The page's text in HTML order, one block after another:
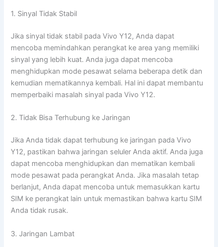
1. Sinyal Tidak Stabil
Jika sinyal tidak stabil pada Vivo Y12, Anda dapat
mencoba memindahkan perangkat ke area yang memiliki
sinyal yang lebih kuat. Anda juga dapat mencoba
menghidupkan mode pesawat selama beberapa detik dan
kemudian mematikannya kembali. Hal ini dapat membantu
memperbaiki masalah sinyal pada Vivo Y12.
2. Tidak Bisa Terhubung ke Jaringan
Jika Anda tidak dapat terhubung ke jaringan pada Vivo
Y12, pastikan bahwa jaringan seluler Anda aktif. Anda juga
dapat mencoba menghidupkan dan mematikan kembali
mode pesawat pada perangkat Anda. Jika masalah tetap
berlanjut, Anda dapat mencoba untuk memasukkan kartu
SIM ke perangkat lain untuk memastikan bahwa kartu SIM
Anda tidak rusak.
3. Jaringan Lambat